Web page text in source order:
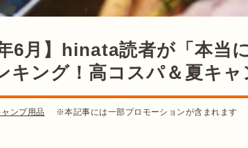
年6月】hinata読者が「本当
キング！高コスパ＆夏キャ
ャンプ用品 ※本記事には一部プロモーションが含まれます